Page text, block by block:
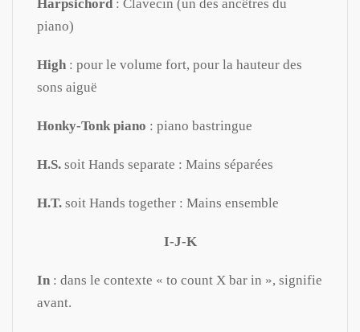
Harpsichord : Clavecin (un des ancêtres du
piano)
High : pour le volume fort, pour la hauteur des
sons aiguë
Honky-Tonk piano : piano bastringue
H.S. soit Hands separate : Mains séparées
H.T. soit Hands together : Mains ensemble
I-J-K
In : dans le contexte « to count X bar in », signifie
avant.